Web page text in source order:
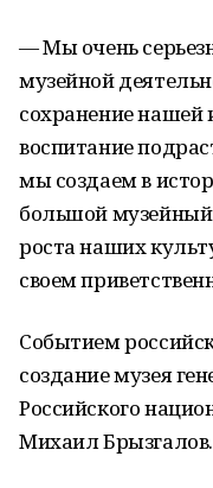
— Мы очень
музейной
сохранение нашей
воспитание
мы создаем в
большой музейный
роста наших
своем
Событием
создание музея
Российского
Михаил Брызгалов.